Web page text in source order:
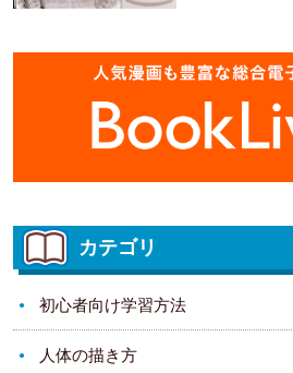
カテゴリ
初心者向け学習方法
人体の描き方